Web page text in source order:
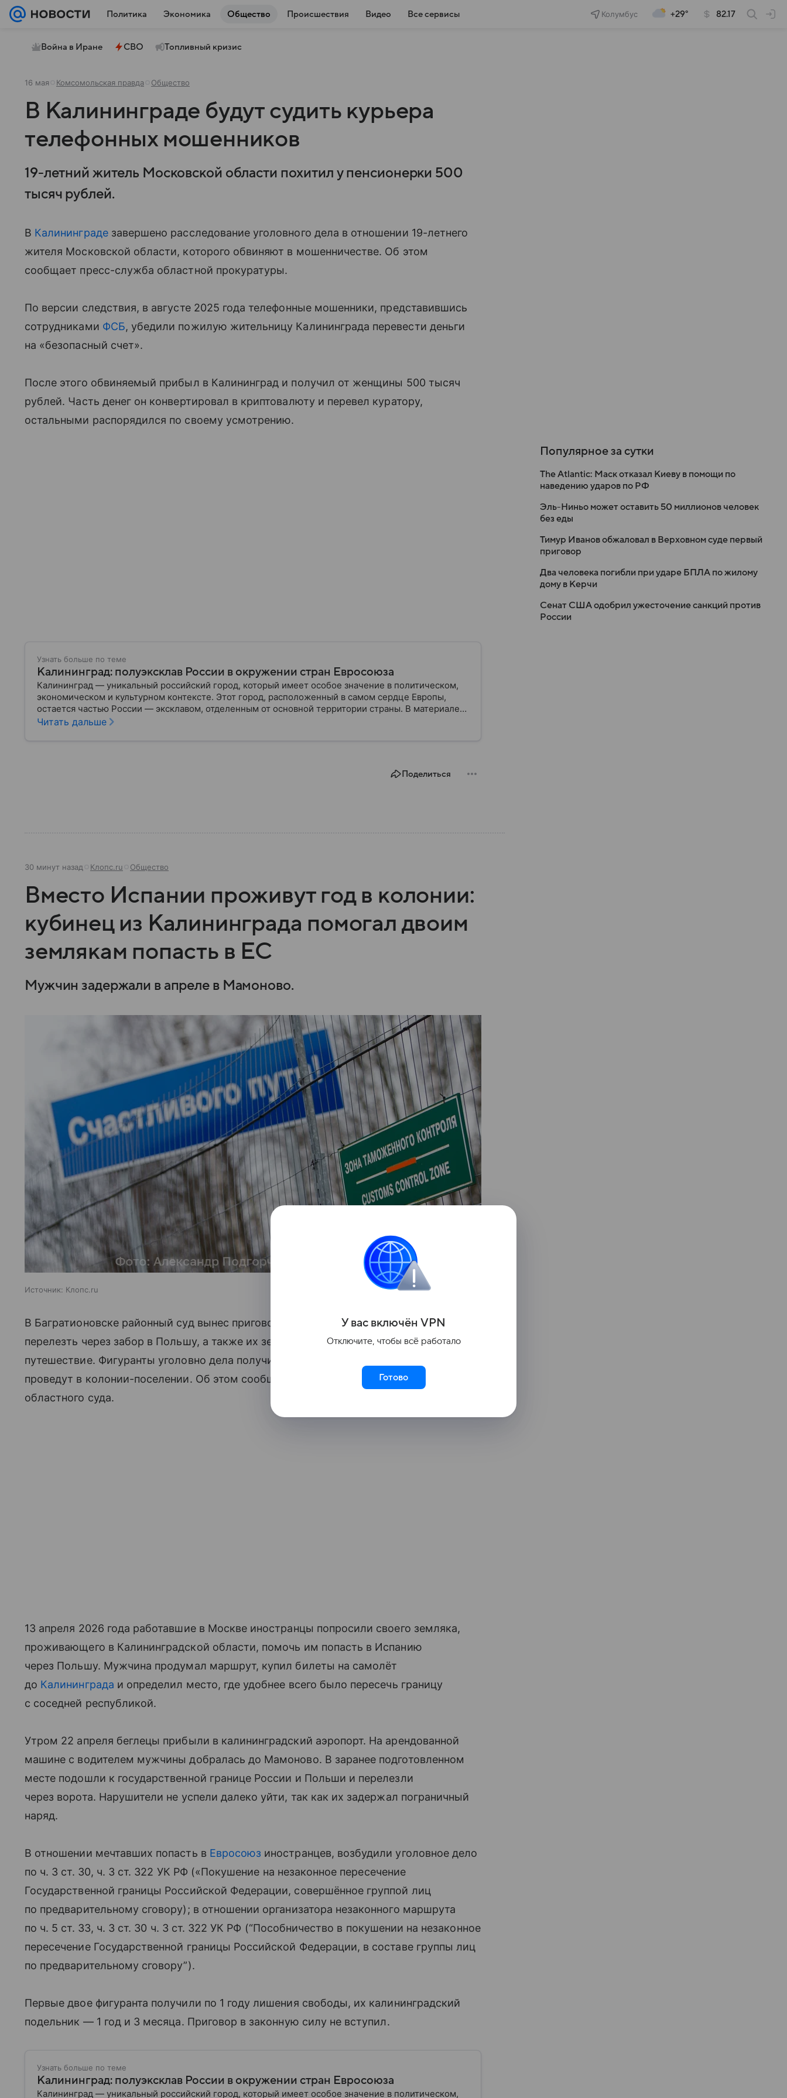
Политика Экономика Общество Происшествия Видео Все сервисы Колумбус +29° 82.17
Война в Иране СВО Топливный кризис
16 мая Комсомольская правда Общество
В Калининграде будут судить курьера
телефонных мошенников
19-летний житель Московской области похитил у пенсионерки 500
тысяч рублей.
В Калининградезавершено расследование уголовного дела в отношении 19-летнего
жителя Московской области, которого обвиняют в мошенничестве. Об этом
сообщает пресс-служба областной прокуратуры.
По версии следствия, в августе 2025 года телефонные мошенники, представившись
сотрудниками ФСБ, убедили пожилую жительницу Калининграда перевести деньги
на «безопасный счет».
После этого обвиняемый прибыл в Калининград и получил от женщины 500 тысяч
рублей. Часть денег он конвертировал в криптовалюту и перевел куратору,
остальными распорядился по своему усмотрению.
Узнать больше по теме
Калининград: полуэксклав России в окружении стран Евросоюза
Калининград — уникальный российский город, который имеет особое значение в политическом,
экономическом и культурном контексте. Этот город, расположенный в самом сердце Европы,
остается частью России — эксклавом, отделенным от основной территории страны. В материале
— главное об этом населенном пункте.
Читать дальше
Поделиться
30 минут назад Клопс.ru Общество
Вместо Испании проживут год в колонии:
кубинец из Калининграда помогал двоим
землякам попасть в ЕС
Мужчин задержали в апреле в Мамоново.
Источник: Клопс.ru
В Багратионовске районный суд вынес приговор кубинцам, которые пытались
перелезть через забор в Польшу, а также их земляку, организовавшему незаконное
путешествие. Фигуранты уголовно дела получили год лишения свободы, который
проведут в колонии-поселении. Об этом сообщили в пресс-службе Калининградского
областного суда.
13 апреля 2026 года работавшие в Москве иностранцы попросили своего земляка,
проживающего в Калининградской области, помочь им попасть в Испанию
через Польшу. Мужчина продумал маршрут, купил билеты на самолёт
до Калининграда и определил место, где удобнее всего было пересечь границу
с соседней республикой.
Утром 22 апреля беглецы прибыли в калининградский аэропорт. На арендованной
машине с водителем мужчины добралась до Мамоново. В заранее подготовленном
месте подошли к государственной границе России и Польши и перелезли
через ворота. Нарушители не успели далеко уйти, так как их задержал пограничный
наряд.
В отношении мечтавших попасть в Евросоюз иностранцев, возбудили уголовное дело
по ч. 3 ст. 30, ч. 3 ст. 322 УК РФ («Покушение на незаконное пересечение
Государственной границы Российской Федерации, совершённое группой лиц
по предварительному сговору); в отношении организатора незаконного маршрута
по ч. 5 ст. 33, ч. 3 ст. 30 ч. 3 ст. 322 УК РФ (“Пособничество в покушении на незаконное
пересечение Государственной границы Российской Федерации, в составе группы лиц
по предварительному сговору”).
Первые двое фигуранта получили по 1 году лишения свободы, их калининградский
подельник — 1 год и 3 месяца. Приговор в законную силу не вступил.
Узнать больше по теме
Калининград: полуэксклав России в окружении стран Евросоюза
Калининград — уникальный российский город, который имеет особое значение в политическом,
Популярное за сутки
The Atlantic: Маск отказал Киеву в помощи по
наведению ударов по РФ
Эль-Ниньо может оставить 50 миллионов человек
без еды
Тимур Иванов обжаловал в Верховном суде первый
приговор
Два человека погибли при ударе БПЛА по жилому
дому в Керчи
Сенат США одобрил ужесточение санкций против
России
У вас включён VPN
Отключите, чтобы всё работало
Готово